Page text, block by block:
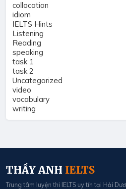
collocation
idiom
IELTS Hints
Listening
Reading
speaking
task 1
task 2
Uncategorized
video
vocabulary
writing
THẦY ANH IELTS
Trung tâm luyện thi IELTS uy tín tại Hải